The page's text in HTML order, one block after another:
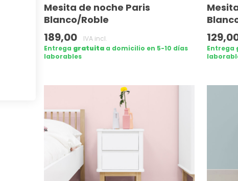
Mesita de noche Paris
Blanco/Roble
189,00
IVA incl.
Entrega gratuitaa domicilio en 5-10 días
laborables
Entrega